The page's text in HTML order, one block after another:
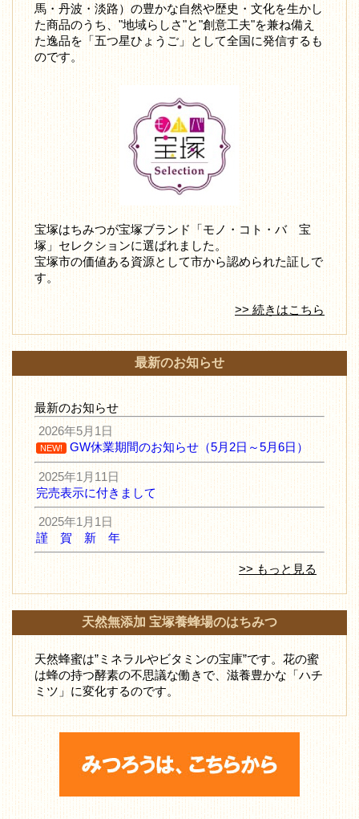
馬・丹波・淡路）の豊かな自然や歴史・文化を生かし
た商品のうち、"地域らしさ"と"創意工夫"を兼ね備え
た逸品を「五つ星ひょうご」として全国に発信するも
のです。
宝塚はちみつが宝塚ブランド「モノ・コト・バ 宝
塚」セレクションに選ばれました。
宝塚市の価値ある資源として市から認められた証しで
す。
>> 続きはこちら
最新のお知らせ
最新のお知らせ
2026年5月1日
NEW! GW休業期間のお知らせ（5月2日～5月6日）
2025年1月11日
完売表示に付きまして
2025年1月1日
謹 賀 新 年
>> もっと見る
天然無添加 宝塚養蜂場のはちみつ
天然蜂蜜は”ミネラルやビタミンの宝庫”です。花の蜜
は蜂の持つ酵素の不思議な働きで、滋養豊かな「ハチ
ミツ」に変化するのです。